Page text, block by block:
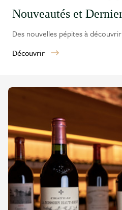
Nouveautés et
Des nouvelles pépites à
Découvrir